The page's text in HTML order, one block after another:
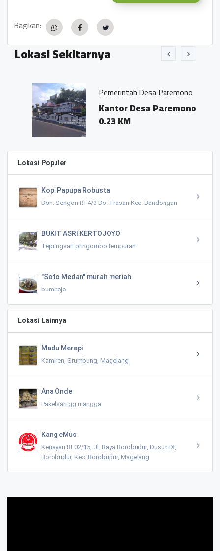
Bagikan:
Lokasi Sekitarnya
Pemerintah Desa Paremono
Kantor Desa Paremono
0.23 KM
Lokasi Populer
Kopi Papupa Robusta
Dsn. Sengon RT4/3 Ds. Trasan Kec. Bandongan
BUKIT ASRI KERTOJOYO
Tepungsari pringombo tempuran
"Soto Medan" murah meriah
bumirejo
Lokasi Lainnya
Madu Merapi
Kamiren, Srumbung, Magelang
Ana Onde
Pakelsari gg mangga
Kang eMus
Kenayan Rt 02/15, Jl. Raya Borobudur, Dusun IX,
Borobudur, Kec. Borobudur, Magelang